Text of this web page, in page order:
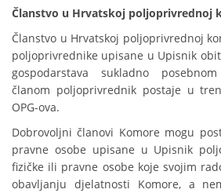
Članstvo u Hrvatskoj poljoprivrednoj
Članstvo u Hrvatskoj poljoprivrednoj
poljoprivrednike upisane u Upisnik
gospodarstava sukladno
članom poljoprivrednik postaje u
OPG-ova.
Dobrovoljni članovi Komore mogu
pravne osobe upisane u Upisnik
fizičke ili pravne osobe koje svojim
obavljanju djelatnosti Komore, a